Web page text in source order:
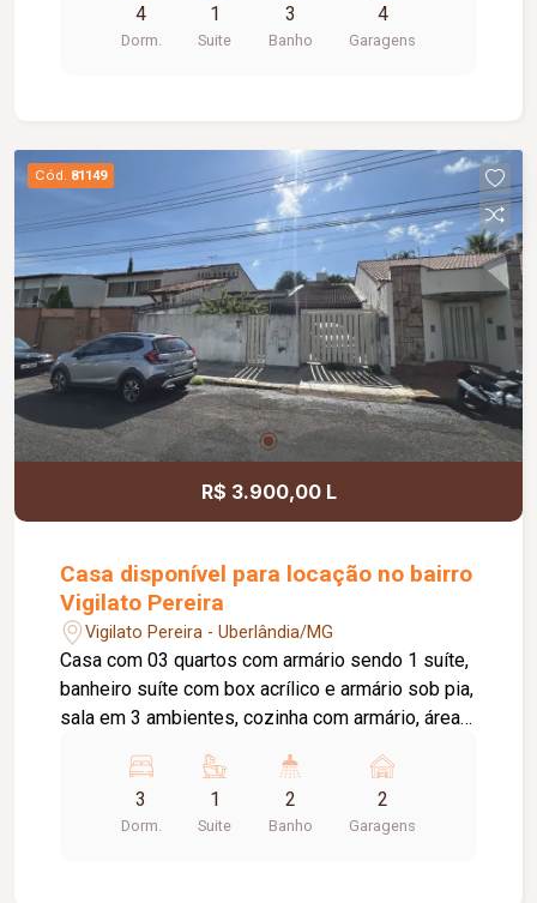
quartos todos com sacada, sendo 01 suíte
máster e 01 banheiro social. Metragem: Frente:
4
Dorm.
1
Suite
3
Banho
4
Garagens
Cód. 81149
R$ 3.900,00 L
Casa disponível para locação no bairro
Vigilato Pereira
Vigilato Pereira - Uberlândia/MG
Casa com 03 quartos com armário sendo 1 suíte,
banheiro suíte com box acrílico e armário sob pia,
sala em 3 ambientes, cozinha com armário, área
banheiro social com box acrílico e armário sob
pia, garagem 02 carros.
3
Dorm.
1
Suite
2
Banho
2
Garagens